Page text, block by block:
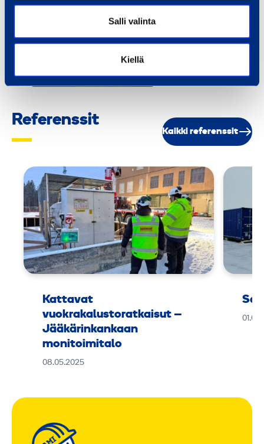
Salli valinta
Kiellä
Kaikki koulutukset
Nostotyöskentel
Referenssit
Kaikki referenssit
Kattavat
vuokrakalustoratkaisut –
Jääkärinkankaan
monitoimitalo
08.05.2025